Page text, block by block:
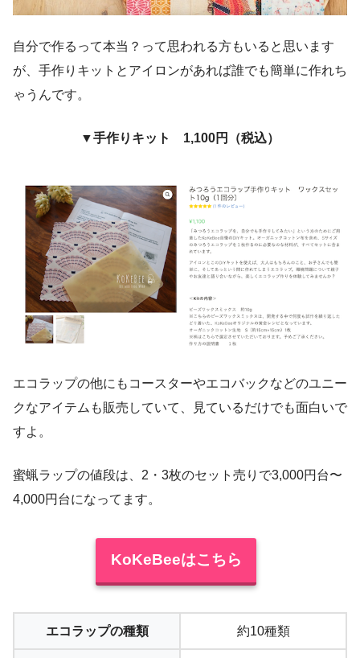
自分で作るって本当？って思われる方もいると思います
が、手作りキットとアイロンがあれば誰でも簡単に作れち
ゃうんです。
▼手作りキット 1,100円（税込）
エコラップの他にもコースターやエコバックなどのユニー
クなアイテムも販売していて、見ているだけでも面白いで
すよ。
蜜蝋ラップの値段は、2・3枚のセット売りで3,000円台〜
4,000円台になってます。
KoKeBeeはこちら
エコラップの種類 約10種類